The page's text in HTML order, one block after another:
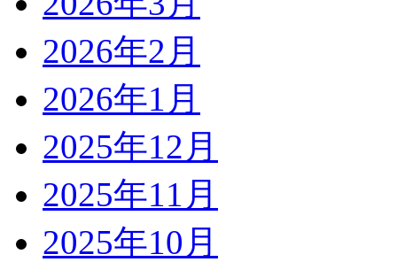
2026年2月
2026年1月
2025年12月
2025年11月
2025年10月